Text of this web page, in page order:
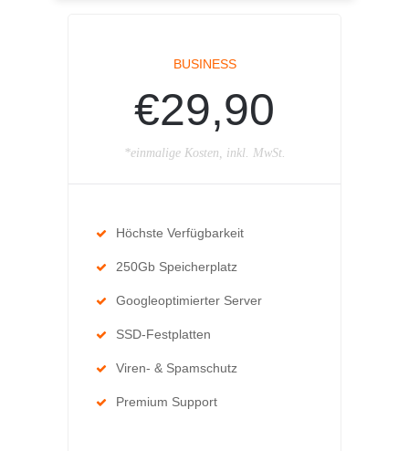
BUSINESS
€29,90
*einmalige Kosten, inkl. MwSt.
Höchste Verfügbarkeit
250Gb Speicherplatz
Googleoptimierter Server
SSD-Festplatten
Viren- & Spamschutz
Premium Support